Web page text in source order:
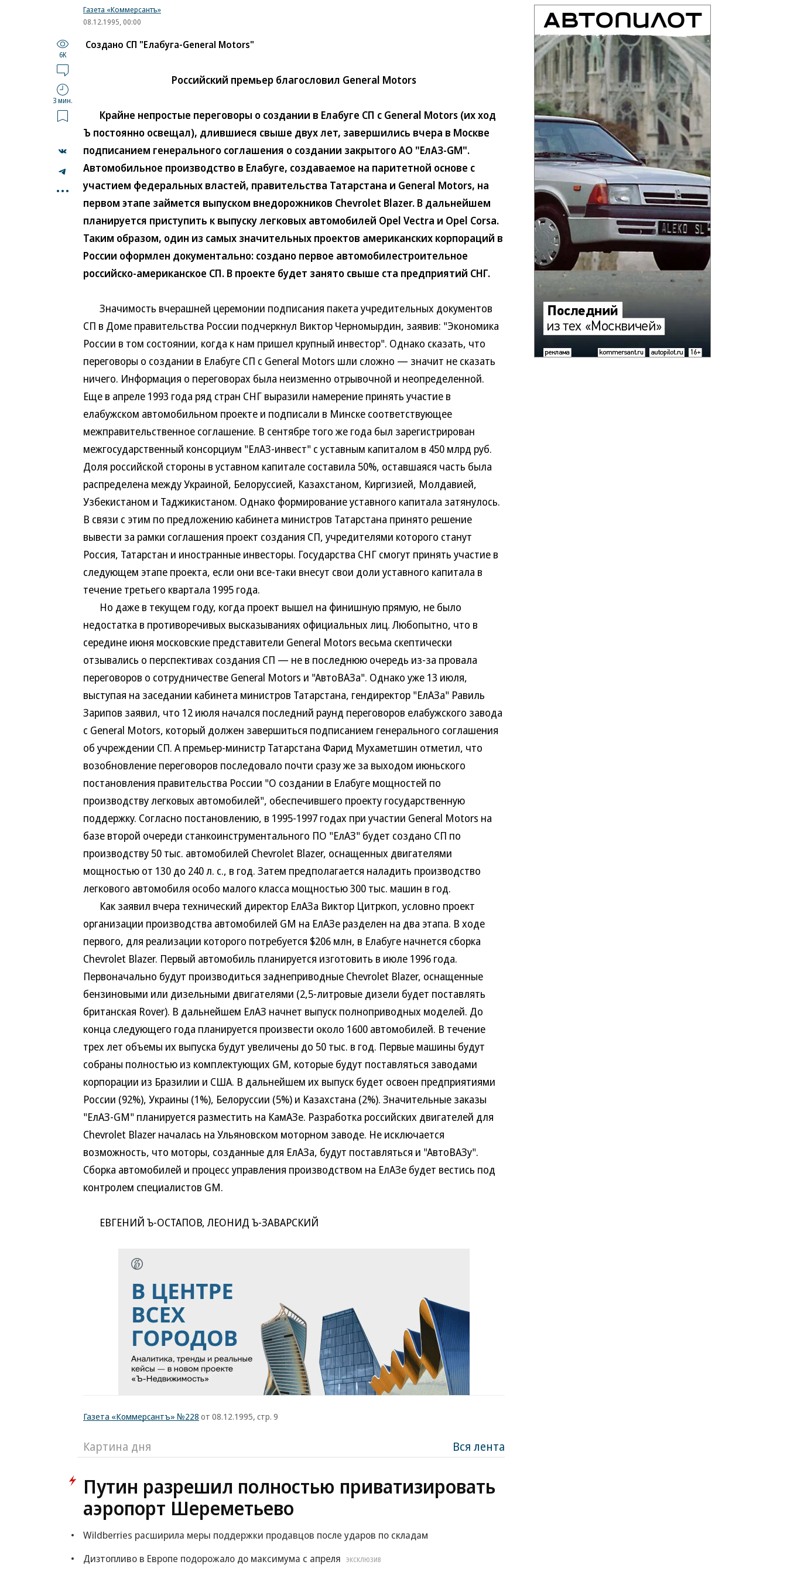
Газета «Коммерсантъ»
08.12.1995, 00:00
6K
3 мин.
...
Создано СП "Елабуга-General Motors"
Российский премьер благословил General Motors
Крайне непростые переговоры о создании в Елабуге СП с General Motors (их ход
Ъ постоянно освещал), длившиеся свыше двух лет, завершились вчера в Москве
подписанием генерального соглашения о создании закрытого АО "ЕлАЗ-GM".
Автомобильное производство в Елабуге, создаваемое на паритетной основе с
участием федеральных властей, правительства Татарстана и General Motors, на
первом этапе займется выпуском внедорожников Chevrolet Blazer. В дальнейшем
планируется приступить к выпуску легковых автомобилей Opel Vectra и Opel Corsa.
Таким образом, один из самых значительных проектов американских корпораций в
России оформлен документально: создано первое автомобилестроительное
российско-американское СП. В проекте будет занято свыше ста предприятий СНГ.
Значимость вчерашней церемонии подписания пакета учредительных документов
СП в Доме правительства России подчеркнул Виктор Черномырдин, заявив: "Экономика
России в том состоянии, когда к нам пришел крупный инвестор". Однако сказать, что
переговоры о создании в Елабуге СП с General Motors шли сложно — значит не сказать
ничего. Информация о переговорах была неизменно отрывочной и неопределенной.
Еще в апреле 1993 года ряд стран СНГ выразили намерение принять участие в
елабужском автомобильном проекте и подписали в Минске соответствующее
межправительственное соглашение. В сентябре того же года был зарегистрирован
межгосударственный консорциум "ЕлАЗ-инвест" с уставным капиталом в 450 млрд руб.
Доля российской стороны в уставном капитале составила 50%, оставшаяся часть была
распределена между Украиной, Белоруссией, Казахстаном, Киргизией, Молдавией,
Узбекистаном и Таджикистаном. Однако формирование уставного капитала затянулось.
В связи с этим по предложению кабинета министров Татарстана принято решение
вывести за рамки соглашения проект создания СП, учредителями которого станут
Россия, Татарстан и иностранные инвесторы. Государства СНГ смогут принять участие в
следующем этапе проекта, если они все-таки внесут свои доли уставного капитала в
течение третьего квартала 1995 года.
Но даже в текущем году, когда проект вышел на финишную прямую, не было
недостатка в противоречивых высказываниях официальных лиц. Любопытно, что в
середине июня московские представители General Motors весьма скептически
отзывались о перспективах создания СП — не в последнюю очередь из-за провала
переговоров о сотрудничестве General Motors и "АвтоВАЗа". Однако уже 13 июля,
выступая на заседании кабинета министров Татарстана, гендиректор "ЕлАЗа" Равиль
Зарипов заявил, что 12 июля начался последний раунд переговоров елабужского завода
с General Motors, который должен завершиться подписанием генерального соглашения
об учреждении СП. А премьер-министр Татарстана Фарид Мухаметшин отметил, что
возобновление переговоров последовало почти сразу же за выходом июньского
постановления правительства России "О создании в Елабуге мощностей по
производству легковых автомобилей", обеспечившего проекту государственную
поддержку. Согласно постановлению, в 1995-1997 годах при участии General Motors на
базе второй очереди станкоинструментального ПО "ЕлАЗ" будет создано СП по
производству 50 тыс. автомобилей Chevrolet Blazer, оснащенных двигателями
мощностью от 130 до 240 л. с., в год. Затем предполагается наладить производство
легкового автомобиля особо малого класса мощностью 300 тыс. машин в год.
Как заявил вчера технический директор ЕлАЗа Виктор Цитркоп, условно проект
организации производства автомобилей GM на ЕлАЗе разделен на два этапа. В ходе
первого, для реализации которого потребуется $206 млн, в Елабуге начнется сборка
Chevrolet Blazer. Первый автомобиль планируется изготовить в июле 1996 года.
Первоначально будут производиться заднеприводные Chevrolet Blazer, оснащенные
бензиновыми или дизельными двигателями (2,5-литровые дизели будет поставлять
британская Rover). В дальнейшем ЕлАЗ начнет выпуск полноприводных моделей. До
конца следующего года планируется произвести около 1600 автомобилей. В течение
трех лет объемы их выпуска будут увеличены до 50 тыс. в год. Первые машины будут
собраны полностью из комплектующих GM, которые будут поставляться заводами
корпорации из Бразилии и США. В дальнейшем их выпуск будет освоен предприятиями
России (92%), Украины (1%), Белоруссии (5%) и Казахстана (2%). Значительные заказы
"ЕлАЗ-GM" планируется разместить на КамАЗе. Разработка российских двигателей для
Chevrolet Blazer началась на Ульяновском моторном заводе. Не исключается
возможность, что моторы, созданные для ЕлАЗа, будут поставляться и "АвтоВАЗу".
Сборка автомобилей и процесс управления производством на ЕлАЗе будет вестись под
контролем специалистов GM.
ЕВГЕНИЙ Ъ-ОСТАПОВ, ЛЕОНИД Ъ-ЗАВАРСКИЙ
Газета «Коммерсантъ» №228 от 08.12.1995, стр. 9
Картина дня Вся лента
Путин разрешил полностью приватизировать
аэропорт Шереметьево
Wildberries расширила меры поддержки продавцов после ударов по складам
Дизтопливо в Европе подорожало до максимума с апреля
ЭКСКЛЮЗИВ